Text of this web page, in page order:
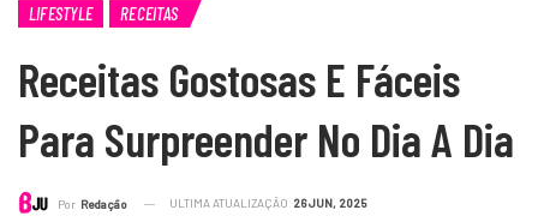
LIFESTYLE RECEITAS
Receitas Gostosas E Fáceis
Para Surpreender No Dia A Dia
Por Redação ULTIMA ATUALIZAÇÃO 26 JUN, 2025